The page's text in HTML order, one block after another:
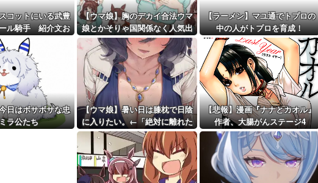
クを一変させた」
いたぞ！ｗ」X民「...
ール、中距離先行編成...
きに実装予定！第...
コットにいる武豊
ル騎手 紹介文お
くね？
【ウマ娘】胸のデカイ合法ウマ
娘とかそりゃ国関係なく人気出
るわな
【ラーメン】マユ通でトプロの
中の人がトプロを育成！
日はボサボサな忠
ラ公たち
【ウマ娘】暑い日は膝枕で日陰
に入りたい。←「絶対に離れた
くない場所だな」
【悲報】漫画『ナナとカオル』
作者、大腸がんステージ4